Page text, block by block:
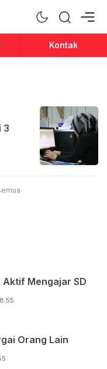
Kontak
3
Mengajar SD
Orang Lain